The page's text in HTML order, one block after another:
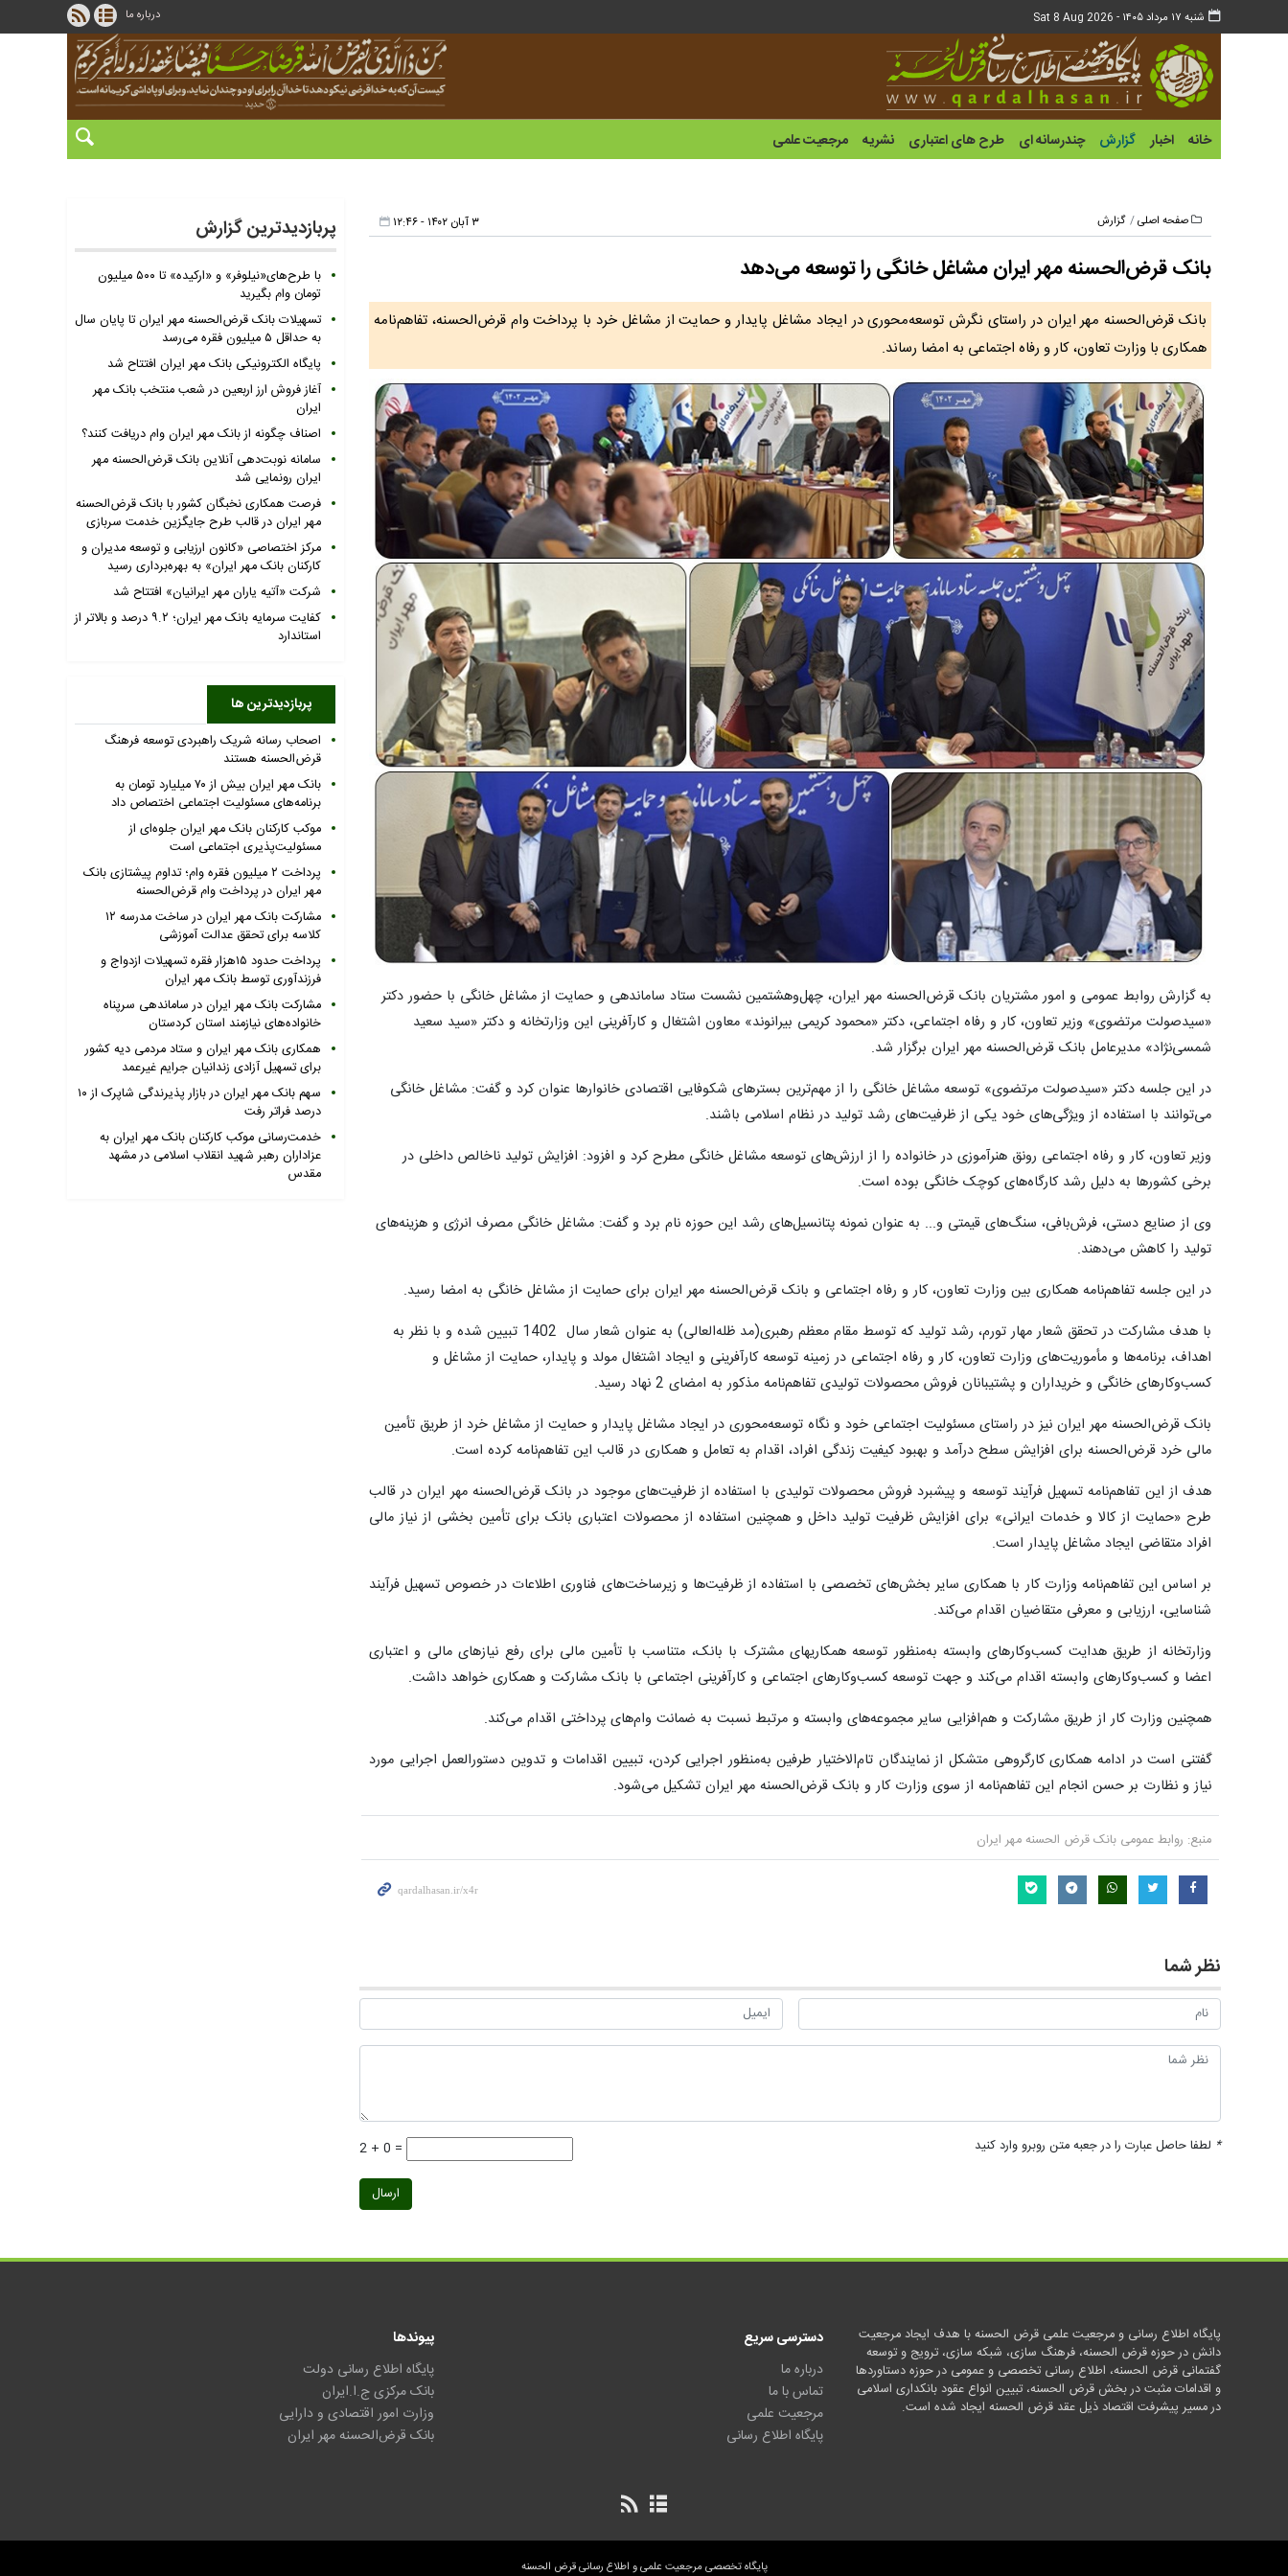
شنبه ۱۷ مرداد ۱۴۰۵ - Sat 8 Aug 2026 درباره ما
خانه اخبار گزارش چندرسانه ای طرح های اعتباری نشریه مرجعیت علمی
صفحه اصلی گزارش ۳ آبان ۱۴۰۲ - ۱۲:۴۶
بانک قرض‌الحسنه مهر ایران مشاغل خانگی را توسعه می‌دهد
بانک قرض‌الحسنه مهر ایران در راستای نگرش توسعه‌محوری در ایجاد مشاغل پایدار و حمایت از مشاغل خرد با پرداخت وام قرض‌الحسنه، تفاهم‌نامه
همکاری با وزارت تعاون، کار و رفاه اجتماعی به امضا رساند.
به گزارش روابط عمومی و امور مشتریان بانک قرض‌الحسنه مهر ایران، چهل‌وهشتمین نشست ستاد ساماندهی و حمایت از مشاغل خانگی با حضور دکتر
«سیدصولت مرتضوی» وزیر تعاون، کار و رفاه اجتماعی، دکتر «محمود کریمی بیرانوند» معاون اشتغال و کارآفرینی این وزارتخانه و دکتر «سید سعید
شمسی‌نژاد» مدیرعامل بانک قرض‌الحسنه مهر ایران برگزار شد.
در این جلسه دکتر «سیدصولت مرتضوی» توسعه مشاغل خانگی را از مهم‌ترین بسترهای شکوفایی اقتصادی خانوارها عنوان کرد و گفت: مشاغل خانگی
می‌توانند با استفاده از ویژگی‌های خود یکی از ظرفیت‌های رشد تولید در نظام اسلامی باشند.
وزیر تعاون، کار و رفاه اجتماعی رونق هنرآموزی در خانواده را از ارزش‌های توسعه مشاغل خانگی مطرح کرد و افزود: افزایش تولید ناخالص داخلی در
برخی کشورها به دلیل رشد کارگاه‌های کوچک خانگی بوده است.
وی از صنایع دستی، فرش‌بافی، سنگ‌های قیمتی و... به عنوان نمونه پتانسیل‌های رشد این حوزه نام برد و گفت: مشاغل خانگی مصرف انرژی و هزینه‌های
تولید را کاهش می‌دهند.
در این جلسه تفاهم‌نامه همکاری بین وزارت تعاون، کار و رفاه اجتماعی و بانک قرض‌الحسنه مهر ایران برای حمایت از مشاغل خانگی به امضا رسید.
با هدف مشارکت در تحقق شعار مهار تورم، رشد تولید که توسط مقام معظم رهبری(مد ظله‌العالی) به عنوان شعار سال 1402 تبیین شده و با نظر به
اهداف، برنامه‌ها و مأموریت‌های وزارت تعاون، کار و رفاه اجتماعی در زمینه توسعه کارآفرینی و ایجاد اشتغال مولد و پایدار، حمایت از مشاغل و
کسب‌وکارهای خانگی و خریداران و پشتیبانان فروش محصولات تولیدی تفاهم‌نامه مذکور به امضای 2 نهاد رسید.
بانک قرض‌الحسنه مهر ایران نیز در راستای مسئولیت اجتماعی خود و نگاه توسعه‌محوری در ایجاد مشاغل پایدار و حمایت از مشاغل خرد از طریق تأمین
مالی خرد قرض‌الحسنه برای افزایش سطح درآمد و بهبود کیفیت زندگی افراد، اقدام به تعامل و همکاری در قالب این تفاهم‌نامه کرده است.
هدف از این تفاهم‌نامه تسهیل فرآیند توسعه و پیشبرد فروش محصولات تولیدی با استفاده از ظرفیت‌های موجود در بانک قرض‌الحسنه مهر ایران در قالب
طرح «حمایت از کالا و خدمات ایرانی» برای افزایش ظرفیت تولید داخل و همچنین استفاده از محصولات اعتباری بانک برای تأمین بخشی از نیاز مالی
افراد متقاضی ایجاد مشاغل پایدار است.
بر اساس این تفاهم‌نامه وزارت کار با همکاری سایر بخش‌های تخصصی با استفاده از ظرفیت‌ها و زیرساخت‌های فناوری اطلاعات در خصوص تسهیل فرآیند
شناسایی، ارزیابی و معرفی متقاضیان اقدام می‌کند.
وزارتخانه از طریق هدایت کسب‌وکارهای وابسته به‌منظور توسعه همکاری­های مشترک با بانک، متناسب با تأمین مالی برای رفع نیازهای مالی و اعتباری
اعضا و کسب‌وکارهای وابسته اقدام می‌کند و جهت توسعه کسب‌وکارهای اجتماعی و کارآفرینی اجتماعی با بانک مشارکت و همکاری خواهد داشت.
همچنین وزارت کار از طریق مشارکت و هم‌افزایی سایر مجموعه‌های وابسته و مرتبط نسبت به ضمانت وام‌های پرداختی اقدام می‌کند.
گفتنی است در ادامه همکاری کارگروهی متشکل از نمایندگان تام‌الاختیار طرفین به‌منظور اجرایی کردن، تبیین اقدامات و تدوین دستورالعمل اجرایی مورد
نیاز و نظارت بر حسن انجام این تفاهم‌نامه از سوی وزارت کار و بانک قرض‌الحسنه مهر ایران تشکیل می‌شود.
منبع: روابط عمومی بانک قرض الحسنه مهر ایران
نظر شما
* لطفا حاصل عبارت را در جعبه متن روبرو وارد کنید 2 + 0 =
ارسال
پربازدیدترین گزارش
با طرح‌های«نیلوفر» و «ارکیده» تا ۵۰۰ میلیون
تومان وام بگیرید
تسهیلات بانک قرض‌الحسنه مهر ایران تا پایان سال
به حداقل ۵ میلیون فقره می‌رسد
پایگاه الکترونیکی بانک مهر ایران افتتاح شد
آغاز فروش ارز اربعین در شعب منتخب بانک مهر
ایران
اصناف چگونه از بانک مهر ایران وام دریافت کنند؟
سامانه نوبت‌دهی آنلاین بانک قرض‌الحسنه مهر
ایران رونمایی شد
فرصت همکاری نخبگان کشور با بانک قرض‌الحسنه
مهر ایران در قالب طرح جایگزین خدمت سربازی
مرکز اختصاصی «کانون ارزیابی و توسعه مدیران و
کارکنان بانک مهر ایران» به بهره‌برداری رسید
شرکت «آتیه یاران مهر ایرانیان» افتتاح شد
کفایت سرمایه بانک مهر ایران؛ ۹.۲ درصد و بالاتر از
استاندارد
پربازدیدترین ها
اصحاب رسانه شریک راهبردی توسعه فرهنگ
قرض‌الحسنه هستند
بانک مهر ایران بیش از ۷۰ میلیارد تومان به
برنامه‌های مسئولیت اجتماعی اختصاص داد
موکب کارکنان بانک مهر ایران جلوه‌ای از
مسئولیت‌پذیری اجتماعی است
پرداخت ۲ میلیون فقره وام؛ تداوم پیشتازی بانک
مهر ایران در پرداخت وام قرض‌الحسنه
مشارکت بانک مهر ایران در ساخت مدرسه ۱۲
کلاسه برای تحقق عدالت آموزشی
پرداخت حدود ۱۵هزار فقره تسهیلات ازدواج و
فرزندآوری توسط بانک مهر ایران
مشارکت بانک مهر ایران در ساماندهی سرپناه
خانواده‌های نیازمند استان کردستان
همکاری بانک مهر ایران و ستاد مردمی دیه کشور
برای تسهیل آزادی زندانیان جرایم غیرعمد
سهم بانک مهر ایران در بازار پذیرندگی شاپرک از ۱۰
درصد فراتر رفت
خدمت‌رسانی موکب کارکنان بانک مهر ایران به
عزاداران رهبر شهید انقلاب اسلامی در مشهد
مقدس
پایگاه اطلاع رسانی و مرجعیت علمی قرض الحسنه با هدف ایجاد مرجعیت
دانش در حوزه قرض الحسنه، فرهنگ سازی، شبکه سازی، ترویج و توسعه
گفتمانی قرض الحسنه، اطلاع رسانی تخصصی و عمومی در حوزه دستاوردها
و اقدامات مثبت در بخش قرض الحسنه، تبیین انواع عقود بانکداری اسلامی
در مسیر پیشرفت اقتصاد ذیل عقد قرض الحسنه ایجاد شده است.
دسترسی سریع
درباره ما
تماس با ما
مرجعیت علمی
پایگاه اطلاع رسانی
پیوندها
پایگاه اطلاع رسانی دولت
بانک مرکزی ج.ا.ایران
وزارت امور اقتصادی و دارایی
بانک قرض‌الحسنه مهر ایران
پایگاه تخصصی مرجعیت علمی و اطلاع رسانی قرض الحسنه